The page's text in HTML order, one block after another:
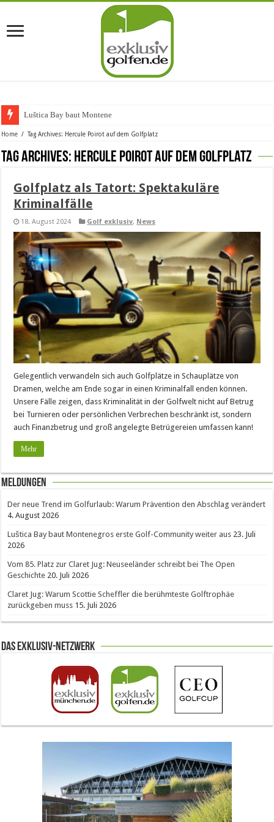
Luštica Bay baut Montenegros
Home / Tag Archives: Hercule Poirot auf dem Golfplatz
Tag Archives: Hercule Poirot auf dem Golfplatz
Golfplatz als Tatort: Spektakuläre
Kriminalfälle
18. August 2024 Golf exklusiv, News
Gelegentlich verwandeln sich auch Golfplätze in Schauplätze von
Dramen, welche am Ende sogar in einen Kriminalfall enden können.
Unsere Fälle zeigen, dass Kriminalität in der Golfwelt nicht auf Betrug
bei Turnieren oder persönlichen Verbrechen beschränkt ist, sondern
auch Finanzbetrug und groß angelegte Betrügereien umfassen kann!
Mehr
Meldungen
Der neue Trend im Golfurlaub: Warum Prävention den Abschlag verändert
4. August 2026
Luštica Bay baut Montenegros erste Golf-Community weiter aus 23. Juli
2026
Vom 85. Platz zur Claret Jug: Neuseeländer schreibt bei The Open
Geschichte 20. Juli 2026
Claret Jug: Warum Scottie Scheffler die berühmteste Golftrophäe
zurückgeben muss 15. Juli 2026
Das Exklusiv-Netzwerk